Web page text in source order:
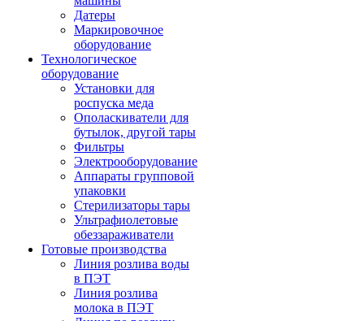
Датеры
Маркировочное
оборудование
Технологическое
оборудование
Установки для
роспуска меда
Ополаскиватели для
бутылок, другой тары
Фильтры
Электрооборудование
Аппараты групповой
упаковки
Стерилизаторы тары
Ультрафиолетовые
обеззараживатели
Готовые производства
Линия розлива воды
в ПЭТ
Линия розлива
молока в ПЭТ